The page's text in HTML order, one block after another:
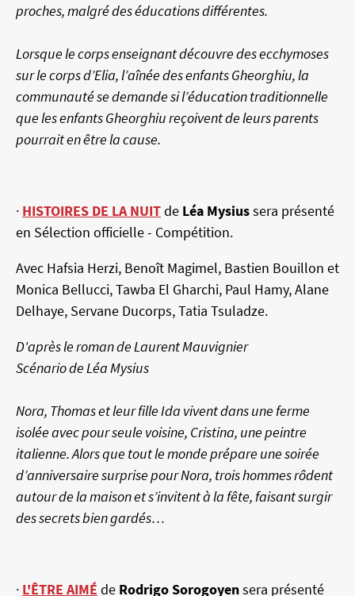
proches, malgré des éducations différentes.
Lorsque le corps enseignant découvre des ecchymoses
sur le corps d’Elia, l’aînée des enfants Gheorghiu, la
communauté se demande si l’éducation traditionnelle
que les enfants Gheorghiu reçoivent de leurs parents
pourrait en être la cause.
· HISTOIRES DE LA NUITde Léa Mysiussera présenté
en Sélection officielle - Compétition.
Avec Hafsia Herzi, Benoît Magimel, Bastien Bouillon et
Monica Bellucci, Tawba El Gharchi, Paul Hamy, Alane
Delhaye, Servane Ducorps, Tatia Tsuladze.
D'après le roman de Laurent Mauvignier
Scénario de Léa Mysius
Nora, Thomas et leur fille Ida vivent dans une ferme
isolée avec pour seule voisine, Cristina, une peintre
italienne. Alors que tout le monde prépare une soirée
d’anniversaire surprise pour Nora, trois hommes rôdent
autour de la maison et s’invitent à la fête, faisant surgir
des secrets bien gardés…
· L'ÊTRE AIMÉ de Rodrigo Sorogoyensera présenté